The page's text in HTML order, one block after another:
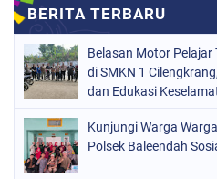
Belasan Motor Pelajar
di SMKN 1
dan Edukasi
Kunjungi Warga
Polsek Baleendah